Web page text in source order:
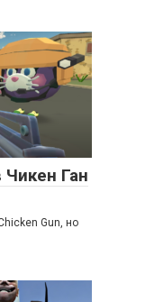
Ган
Gun, но